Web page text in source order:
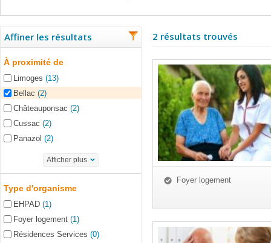
Affiner les résultats
À proximité de
Limoges (13)
Bellac (2)
Châteauponsac (2)
Cussac (2)
Panazol (2)
Afficher plus
Type d'organisme
EHPAD (1)
Foyer logement (1)
Résidences Services (0)
2 résultats trouvés
Foyer logement